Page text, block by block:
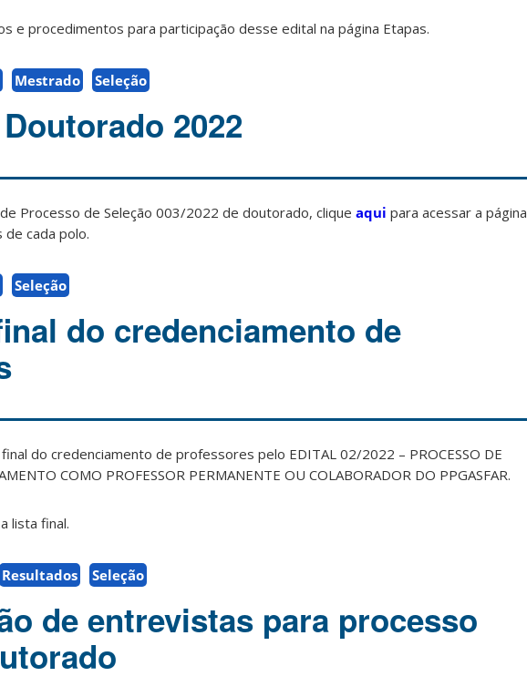
e procedimentos para participação desse edital na página Etapas.
Mestrado Seleção
2022
Processo de Seleção 003/2022 de doutorado, clique aqui para acessar a página
de cada polo.
Seleção
do credenciamento de
do credenciamento de professores pelo EDITAL 02/2022 – PROCESSO DE
COMO PROFESSOR PERMANENTE OU COLABORADOR DO PPGASFAR.
lista final.
Resultados Seleção
de entrevistas para processo